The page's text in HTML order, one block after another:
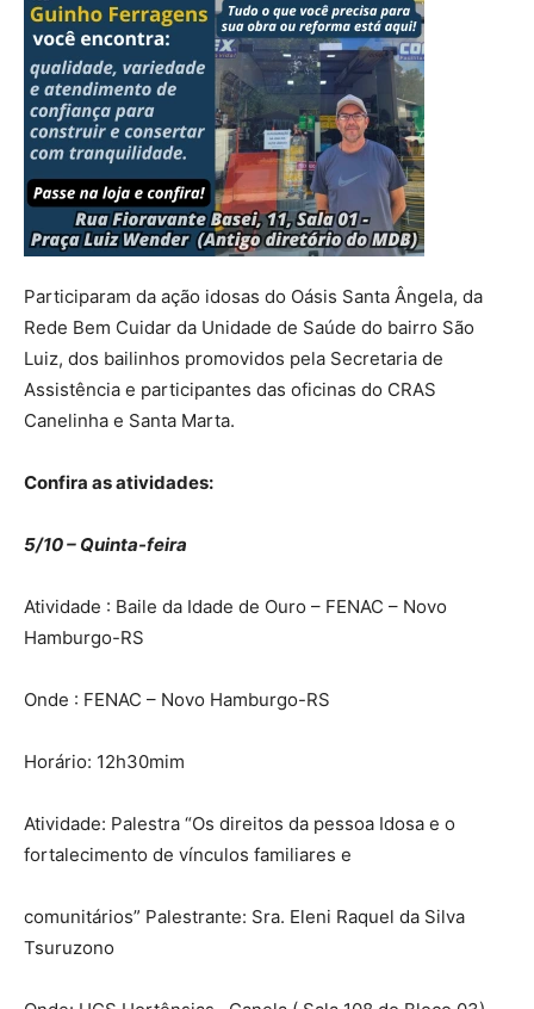
Participaram da ação idosas do Oásis Santa Ângela, da
Rede Bem Cuidar da Unidade de Saúde do bairro São
Luiz, dos bailinhos promovidos pela Secretaria de
Assistência e participantes das oficinas do CRAS
Canelinha e Santa Marta.
Confira as atividades:
5/10 – Quinta-feira
Atividade : Baile da Idade de Ouro – FENAC – Novo
Hamburgo-RS
Onde : FENAC – Novo Hamburgo-RS
Horário: 12h30mim
Atividade: Palestra “Os direitos da pessoa Idosa e o
fortalecimento de vínculos familiares e
comunitários” Palestrante: Sra. Eleni Raquel da Silva
Tsuruzono